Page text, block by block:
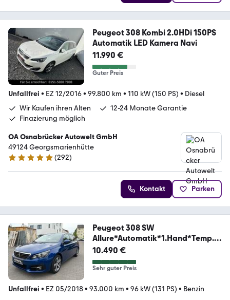
Peugeot 308 Kombi 2.0HDi 150PS
Automatik LED Kamera Navi
11.990 €
Guter Preis
Unfallfrei • EZ 12/2016• 99.800 km • 110 kW (150 PS) • Diesel
Wir Kaufen ihren Alten
12-24 Monate Garantie
Finazierung möglich
OA Osnabrücker Autowelt GmbH
49124 Georgsmarienhütte
4.9 Sterne
(292)
Kontakt Parken
Peugeot 308 SW
Allure*Automatik*1.Hand*Temp.*P
DC*BT
10.490 €
Sehr guter Preis
Unfallfrei • EZ 05/2018• 93.000 km • 96 kW (131 PS) • Benzin